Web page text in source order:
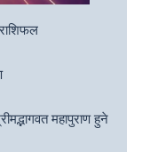
महापुराण हुने